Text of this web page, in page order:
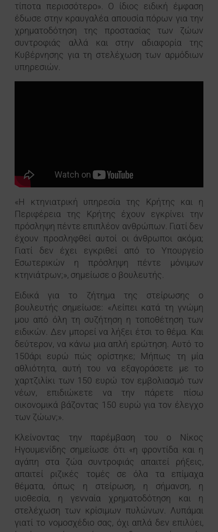
τίποτα περισσότερο». Ο ίδιος ειδική έμφαση
έδωσε στην κραυγαλέα απουσία πόρων για την
χρηματοδότηση της προστασίας των ζώων
συντροφιάς αλλά και στην αδιαφορία της
Κυβέρνησης για τη στελέχωση των αρμόδιων
υπηρεσιών.
«Η κτηνιατρική υπηρεσία της Κρήτης και η
Περιφέρεια της Κρήτης έχουν εγκρίνει την
πρόσληψη πέντε επιπλέον ανθρώπων. Γιατί δεν
έχουν προσληφθεί αυτοί οι άνθρωποι ακόμα;
Γιατί δεν έχει εγκριθεί από το Υπουργείο
Εσωτερικών η πρόσληψη πέντε μόνιμων
κτηνιάτρων;», σημείωσε ο βουλευτής.
Ειδικά για το ζήτημα της στείρωσης ο
βουλευτής σημείωσε: «Λείπει κατά τη γνώμη
μου από όλη τη συζήτηση η τοποθέτηση των
ειδικών. Δεν μπορεί να λήξει έτσι το θέμα. Και
δεύτερον, να κάνω μια απλή ερώτηση. Αυτό το
150άρι ευρώ πώς ορίστηκε; Μήπως τη μία
αθλιότητα, αυτή του να εξαγοράσετε με το
χαρτζιλίκι των 150 ευρώ τον εμβολιασμό των
νέων, επιδιώκετε να την πάρετε πίσω
οικονομικά βάζοντας 150 ευρώ για τον έλεγχο
των ζώων;».
Κλείνοντας την παρέμβαση του ο Νίκος
Ηγουμενίδης σημείωσε ότι «η φροντίδα και η
αγάπη στα ζώα συντροφιάς απαιτεί ρήξεις,
απαιτεί ριζικές τομές σε όλα τα επίμαχα
θέματα, όπως η στείρωση, η σήμανση, η
υιοθεσία, η γενναία χρηματοδότηση και η
στελέχωση των κρίσιμων πυλώνων. Λυπάμαι
γιατί το νομοσχέδιο σας, όχι απλά δεν επιλύει,